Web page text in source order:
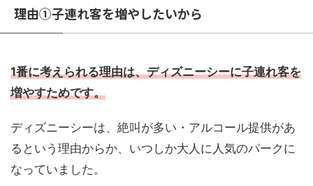
理由①子連れ客を増やしたいから
1番に考えられる理由は、ディズニーシーに子連れ客を
増やすためです。
ディズニーシーは、絶叫が多い・アルコール提供があ
るという理由からか、いつしか大人に人気のパークに
なっていました。